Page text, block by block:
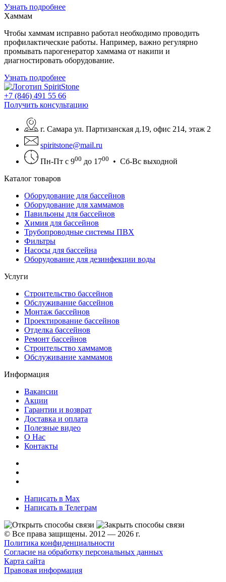
Узнать подробнее
Хаммам
Чтобы хаммам исправно работал необходимо проводить
профилактические работы. Например, важно регулярно
промывать парогенератор хаммама от накипи и
диагностировать оборудование.
Узнать подробнее
+7 (846) 491 55 66
Получить консультацию
г. Самара ул. Партизанская д.19, офис 214, этаж 2
spiritstone@mail.ru
Пн-Пт с 900 до 1700
• Сб-Вс выходной
Каталог товаров
Оборудование для бассейнов
Оборудование для хаммамов
Павильоны для бассейнов
Химия для бассейнов
Трубопроводные системы ПВХ
Фильтры
Насосы для бассейна
Оборудование для дезинфекции воды
Услуги
Строительство бассейнов
Обслуживание бассейнов
Монтаж бассейнов
Проектирование бассейнов
Отделка бассейнов
Ремонт бассейнов
Строительство хаммамов
Обслуживание хаммамов
Информация
Вакансии
Акции
Гарантии и возврат
Доставка и оплата
Полезные видео
О Нас
Контакты
Написать в Max
Написать в Телеграм
© Все права защищены. 2012 — 2026 г.
Политика конфиденциальности
Согласие на обработку персональных данных
Карта сайта
Правовая информация